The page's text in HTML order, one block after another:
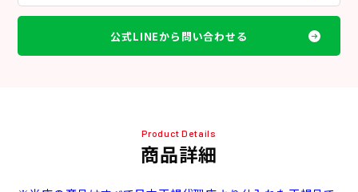
公式LINEから問い合わせる
Product Details
商品詳細